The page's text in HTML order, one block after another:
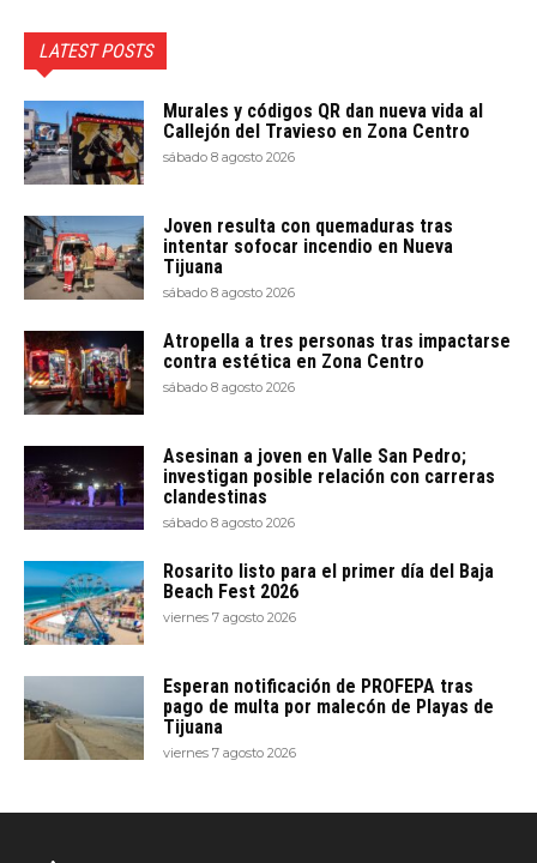
LATEST POSTS
Murales y códigos QR dan nueva vida al
Callejón del Travieso en Zona Centro
sábado 8 agosto 2026
Joven resulta con quemaduras tras
intentar sofocar incendio en Nueva
Tijuana
sábado 8 agosto 2026
Atropella a tres personas tras impactarse
contra estética en Zona Centro
sábado 8 agosto 2026
Asesinan a joven en Valle San Pedro;
investigan posible relación con carreras
clandestinas
sábado 8 agosto 2026
Rosarito listo para el primer día del Baja
Beach Fest 2026
viernes 7 agosto 2026
Esperan notificación de PROFEPA tras
pago de multa por malecón de Playas de
Tijuana
viernes 7 agosto 2026